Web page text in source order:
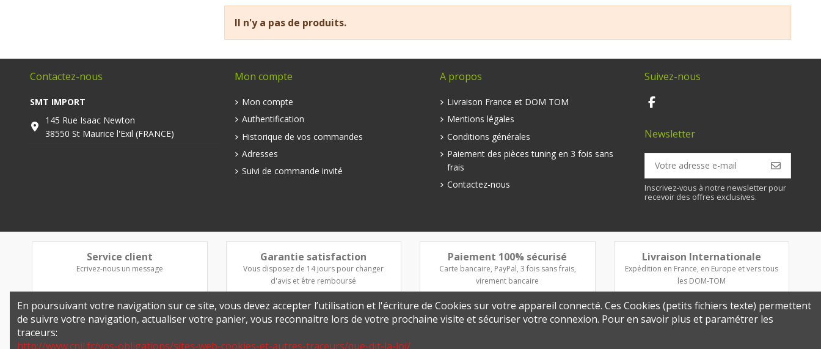
Il n'y a pas de produits.
Contactez-nous
SMT IMPORT
145 Rue Isaac Newton
38550 St Maurice l'Exil (FRANCE)
Mon compte
Mon compte
Authentification
Historique de vos commandes
Adresses
Suivi de commande invité
A propos
Livraison France et DOM TOM
Mentions légales
Conditions générales
Paiement des pièces tuning en 3 fois sans
frais
Contactez-nous
Suivez-nous
Newsletter
Inscrivez-vous à notre newsletter pour
recevoir des offres exclusives.
Service client
Ecrivez-nous un message
Garantie satisfaction
Vous disposez de 14 jours pour changer
d'avis et être remboursé
Paiement 100% sécurisé
Carte bancaire, PayPal, 3 fois sans frais,
virement bancaire
Livraison Internationale
Expédition en France, en Europe et vers tous
les DOM-TOM
En poursuivant votre navigation sur ce site, vous devez accepter l’utilisation et l'écriture de Cookies sur votre appareil connecté. Ces Cookies (petits fichiers texte) permettent
de suivre votre navigation, actualiser votre panier, vous reconnaitre lors de votre prochaine visite et sécuriser votre connexion. Pour en savoir plus et paramétrer les
traceurs:
http://www.cnil.fr/vos-obligations/sites-web-cookies-et-autres-traceurs/que-dit-la-loi/